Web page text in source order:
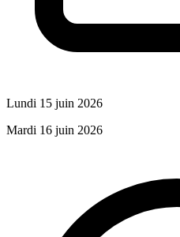
Lundi 15 juin 2026
Mardi 16 juin 2026